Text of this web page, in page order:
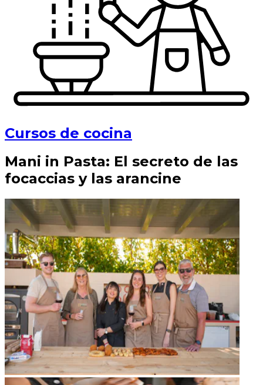
Cursos de cocina
Mani in Pasta: El secreto de las
focaccias y las arancine